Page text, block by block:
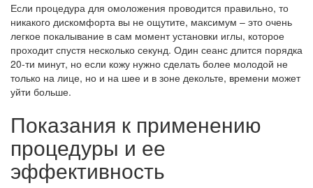
Если процедура для омоложения проводится правильно, то
никакого дискомфорта вы не ощутите, максимум – это очень
легкое покалывание в сам момент установки иглы, которое
проходит спустя несколько секунд. Один сеанс длится порядка
20-ти минут, но если кожу нужно сделать более молодой не
только на лице, но и на шее и в зоне декольте, времени может
уйти больше.
Показания к применению
процедуры и ее
эффективность